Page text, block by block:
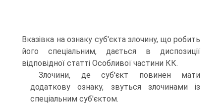
Вказівка на ознаку суб'єкта злочину, що робить
його спеціальним, дається в диспозиції
відповідної статті Особливої частини КК.
Злочини, де суб'єкт повинен мати
додаткову ознаку, звуться злочинами із
спеціальним суб'єктом.